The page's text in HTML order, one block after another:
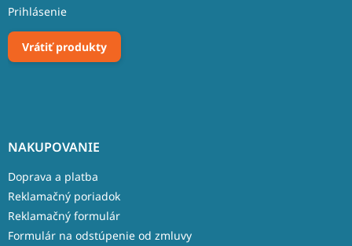
Prihlásenie
Vrátiť produkty
NAKUPOVANIE
Doprava a platba
Reklamačný poriadok
Reklamačný formulár
Formulár na odstúpenie od zmluvy